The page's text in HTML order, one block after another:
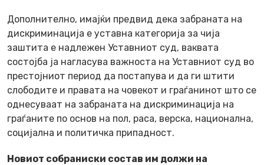
Дополнително, имајќи предвид дека забраната на
дискриминација е уставна категорија за чија
заштита е надлежен Уставниот суд, ваквата
состојба ја нагласува важноста на Уставниот суд во
престојниот период да постапува и да ги штити
слободите и правата на човекот и граѓанинот што се
однесуваат на забраната на дискриминација на
граѓаните по основ на пол, раса, верска, национална,
социјална и политичка припадност.
Новиот собраниски состав им должи на